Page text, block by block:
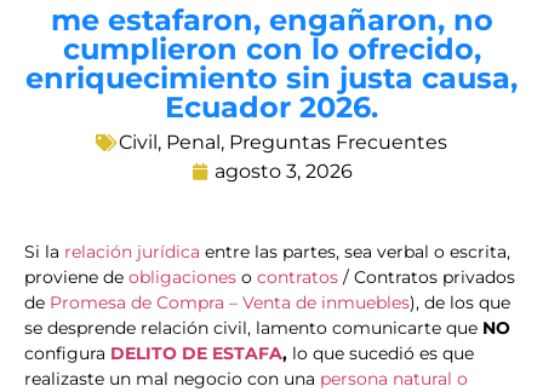
me estafaron, engañaron, no
cumplieron con lo ofrecido,
enriquecimiento sin justa causa,
Ecuador 2026.
Civil, Penal, Preguntas Frecuentes
agosto 3, 2026
Si la relación jurídica entre las partes, sea verbal o escrita,
proviene de obligaciones o contratos / Contratos privados
de Promesa de Compra – Venta de inmuebles), de los que
se desprende relación civil, lamento comunicarte que NO
configura DELITO DE ESTAFA, lo que sucedió es que
realizaste un mal negocio con una persona natural o